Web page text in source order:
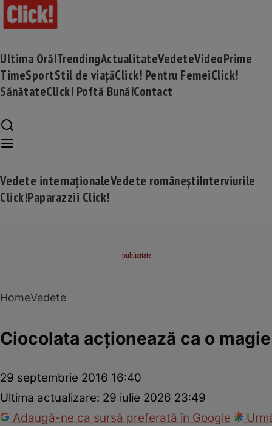
Ultima Oră!TrendingActualitateVedeteVideoPrime
TimeSportStil de viațăClick! Pentru FemeiClick!
SănătateClick! Poftă Bună!Contact
Vedete internaționaleVedete româneștiInterviurile
Click!Paparazzii Click!
HomeVedete
Ciocolata acţionează ca o
29 septembrie 2016 16:40
Ultima actualizare: 29 iulie 2026 23:49
Adaugă-ne ca sursă preferată în Google